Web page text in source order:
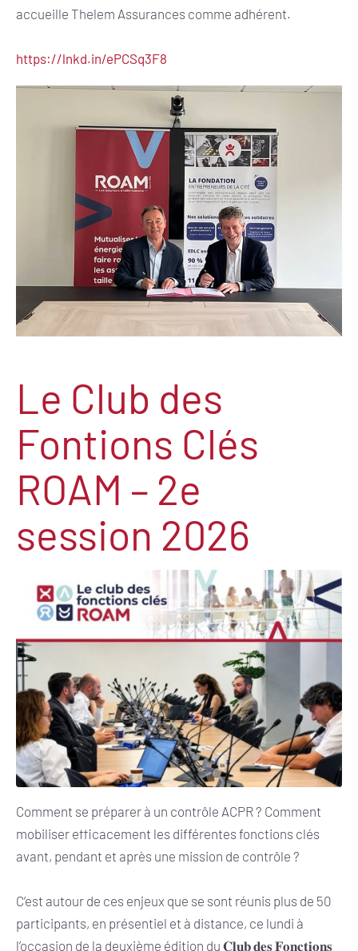
accueille Thelem Assurances comme adhérent.
https://lnkd.in/ePCSq3F8
Le Club des
Fontions Clés
ROAM – 2e
session 2026
Comment se préparer à un contrôle ACPR ? Comment
mobiliser efficacement les différentes fonctions clés
avant, pendant et après une mission de contrôle ?
C’est autour de ces enjeux que se sont réunis plus de 50
participants, en présentiel et à distance, ce lundi à
l’occasion de la deuxième édition du 𝐂𝐥𝐮𝐛 𝐝𝐞𝐬 𝐅𝐨𝐧𝐜𝐭𝐢𝐨𝐧𝐬